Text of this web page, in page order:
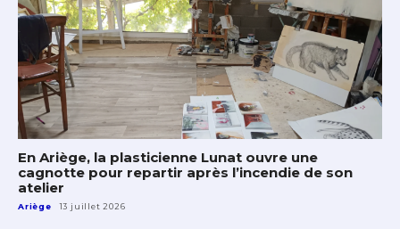
En Ariège, la plasticienne Lunat ouvre une
cagnotte pour repartir après l’incendie de son
atelier
Ariège 13 juillet 2026